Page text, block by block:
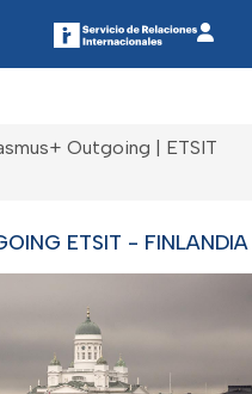
Outgoing | ETSIT
ETSIT - FINLANDIA